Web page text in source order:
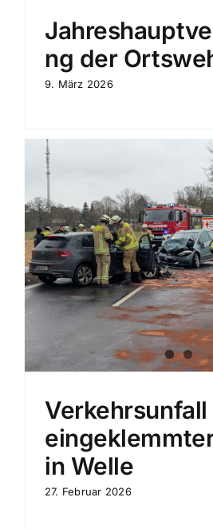
ng der
9. März 2026
in Welle
27. Februar 2026